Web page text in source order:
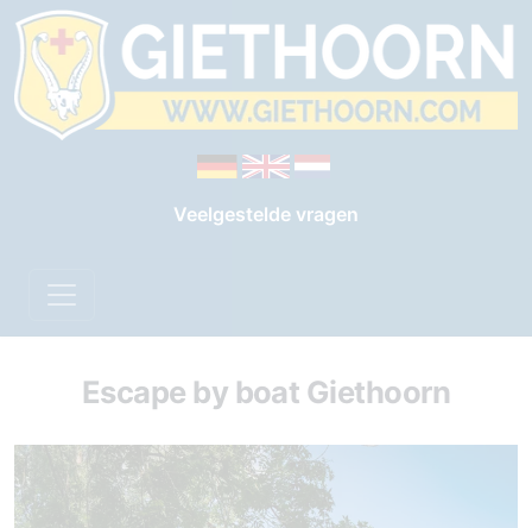
Veelgestelde vragen
Escape by boat Giethoorn